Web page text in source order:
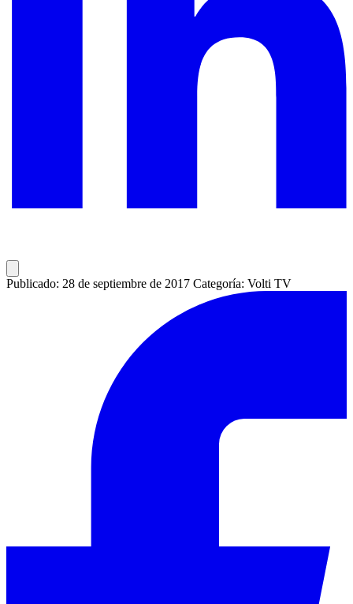
Publicado: 28 de septiembre de 2017 Categoría: Volti TV